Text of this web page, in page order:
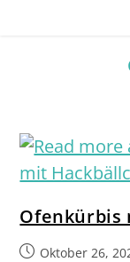
Ofenkürbis
Oktober 26,